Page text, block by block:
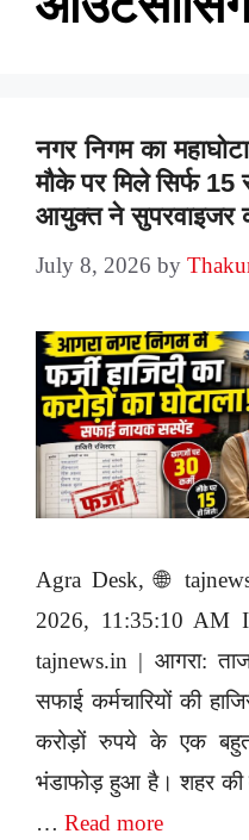
नगर निगम का
मौके पर मिले सिर्फ
आयुक्त ने सुपरवाइजर
July 8, 2026 by
Agra Desk, 🌐
2026, 11:35:10 AM
tajnews.in | आगरा:
सफाई कर्मचारियों की
करोड़ों रुपये के एक
भंडाफोड़ हुआ है। शहर की
… Read more